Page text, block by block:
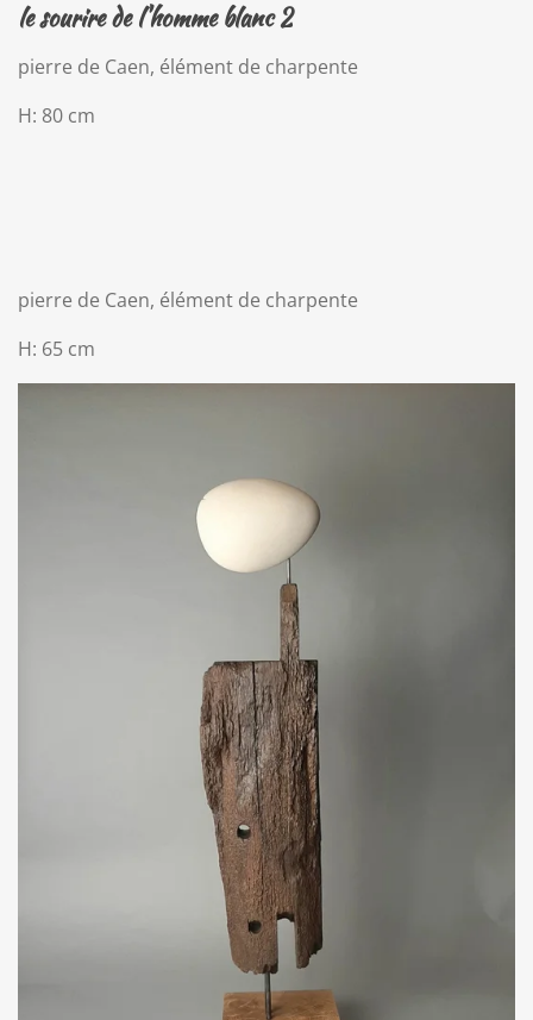
le sourire de l'homme blanc 2
pierre de Caen, élément de charpente
H: 80 cm
pierre de Caen, élément de charpente
H: 65 cm